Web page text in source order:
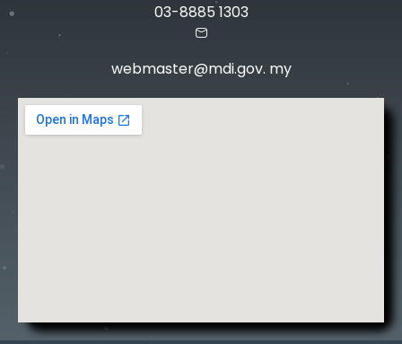
03-8885 1303
webmaster@mdi.gov. my